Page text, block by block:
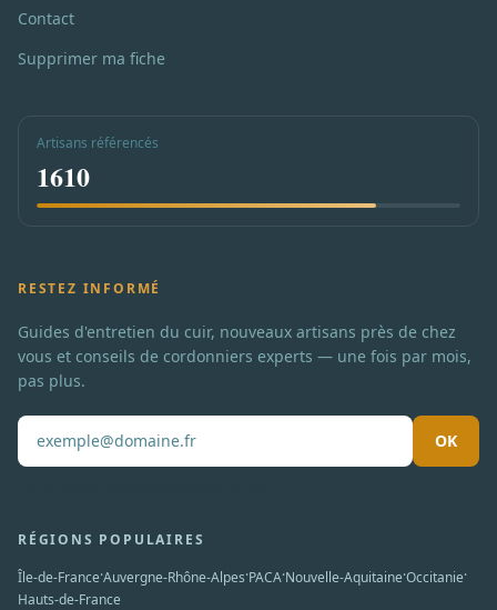
Contact
Supprimer ma fiche
Artisans référencés
1610
RESTEZ INFORMÉ
Guides d'entretien du cuir, nouveaux artisans près de chez
vous et conseils de cordonniers experts — une fois par mois,
pas plus.
OK
RÉGIONS POPULAIRES
Île-de-France·Auvergne-Rhône-Alpes·PACA·Nouvelle-Aquitaine·Occitanie·
Hauts-de-France